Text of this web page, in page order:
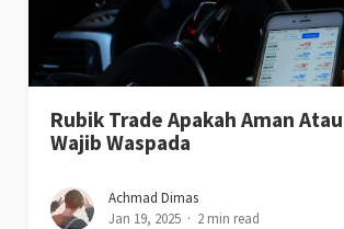
Rubik Trade Apakah Aman
Wajib Waspada
Achmad Dimas
Jan 19, 2025
2 min read